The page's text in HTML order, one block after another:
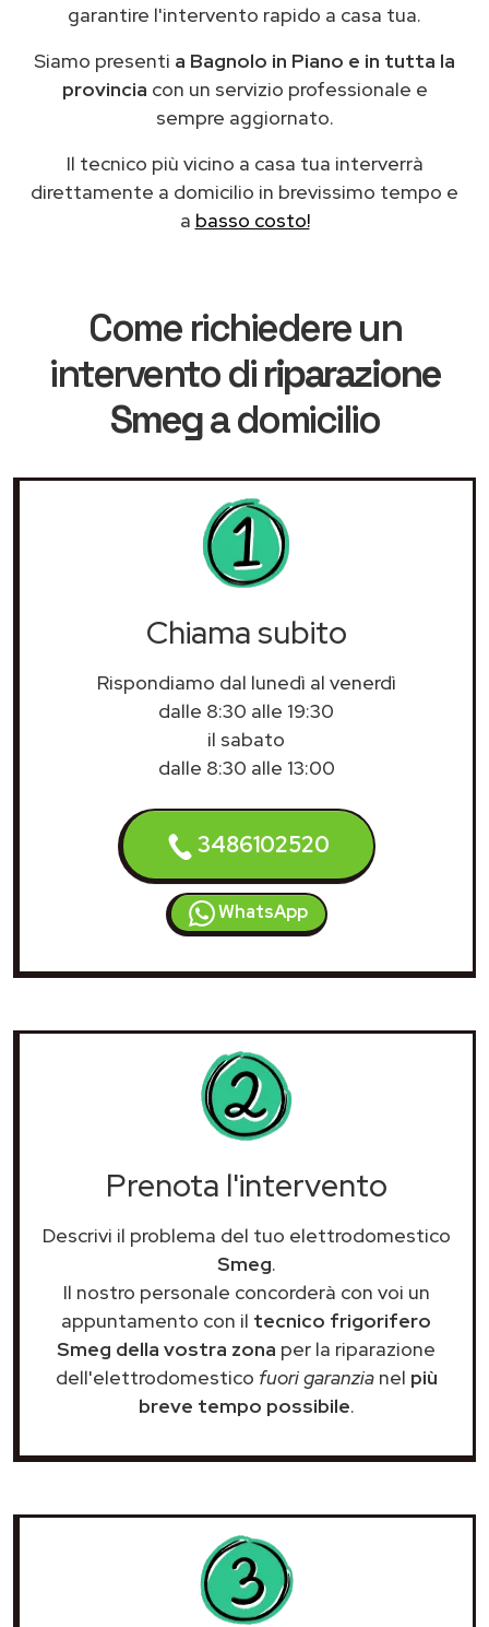
garantire l'intervento rapido a casa tua.
Siamo presenti a Bagnolo in Piano e in tutta la
provincia con un servizio professionale e
sempre aggiornato.
Il tecnico più vicino a casa tua interverrà
direttamente a domicilio in brevissimo tempo e
a basso costo!
Come richiedere un
intervento diriparazione
Smega domicilio
Chiama subito
Rispondiamo dal lunedì al venerdì
dalle 8:30 alle 19:30
il sabato
dalle 8:30 alle 13:00
3486102520
WhatsApp
Prenota l'intervento
Descrivi il problema del tuo elettrodomestico
Smeg.
Il nostro personale concorderà con voi un
appuntamento con il tecnico frigorifero
Smeg della vostra zona per la riparazione
dell'elettrodomestico fuori garanzianel più
breve tempo possibile.